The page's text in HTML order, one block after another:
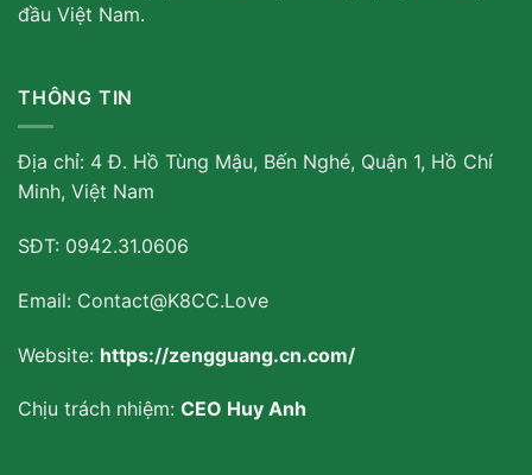
đầu Việt Nam.
THÔNG TIN
Địa chỉ: 4 Đ. Hồ Tùng Mậu, Bến Nghé, Quận 1, Hồ Chí
Minh, Việt Nam
SĐT: 0942.31.0606
Email: Contact@K8CC.Love
Website: https://zengguang.cn.com/
Chịu trách nhiệm: CEO Huy Anh